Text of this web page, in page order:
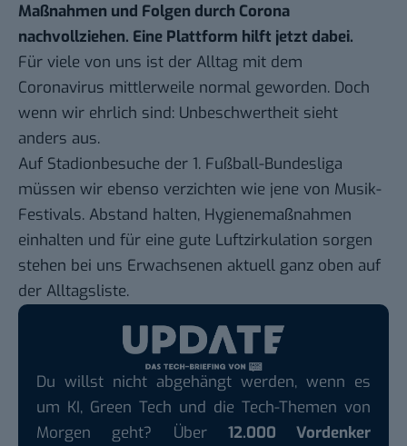
Maßnahmen und Folgen durch Corona
nachvollziehen. Eine Plattform hilft jetzt dabei.
Für viele von uns ist der Alltag mit dem
Coronavirus mittlerweile normal geworden. Doch
wenn wir ehrlich sind: Unbeschwertheit sieht
anders aus.
Auf Stadionbesuche der 1. Fußball-Bundesliga
müssen wir ebenso verzichten wie jene von Musik-
Festivals. Abstand halten, Hygienemaßnahmen
einhalten und für eine gute Luftzirkulation sorgen
stehen bei uns Erwachsenen aktuell ganz oben auf
der Alltagsliste.
Du willst nicht abgehängt werden, wenn es
um KI, Green Tech und die Tech-Themen von
Morgen geht? Über 12.000 Vordenker